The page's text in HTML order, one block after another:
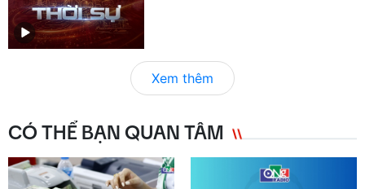
Xem thêm
CÓ THỂ BẠN QUAN TÂM